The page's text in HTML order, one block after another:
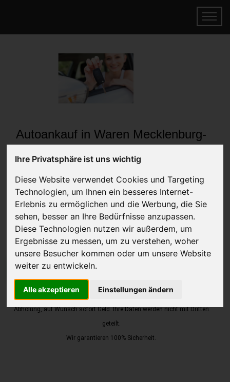
Ihre Privatsphäre ist uns wichtig
Diese Website verwendet Cookies und Targeting
Technologien, um Ihnen ein besseres Internet-
Erlebnis zu ermöglichen und die Werbung, die Sie
sehen, besser an Ihre Bedürfnisse anzupassen.
Diese Technologien nutzen wir außerdem, um
Ergebnisse zu messen, um zu verstehen, woher
unsere Besucher kommen oder um unsere Website
weiter zu entwickeln.
Alle akzeptieren Einstellungen ändern
Autoankauf in Waren Mecklenburg-
Vorpommern (Deutschland)
lassen
Auf Wunsch sofort Geld für Ihr Auto erhalten
JETZT KOSTENLOSE BEWERTUNG
Kostenloses Angebot
für den Ankauf Ihres Autos inklusive der
Abholung, auf Wunsch sofort Geld. Ihre Daten werden nicht mit Dritten
geteilt.
Wir garantieren 100% Sicherheit.